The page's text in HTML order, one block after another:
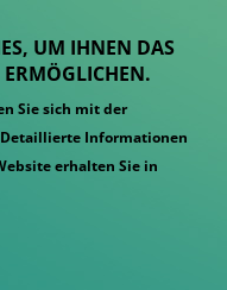
UM IHNEN DAS
ERMÖGLICHEN.
Sie sich mit der
Informationen
erhalten Sie in